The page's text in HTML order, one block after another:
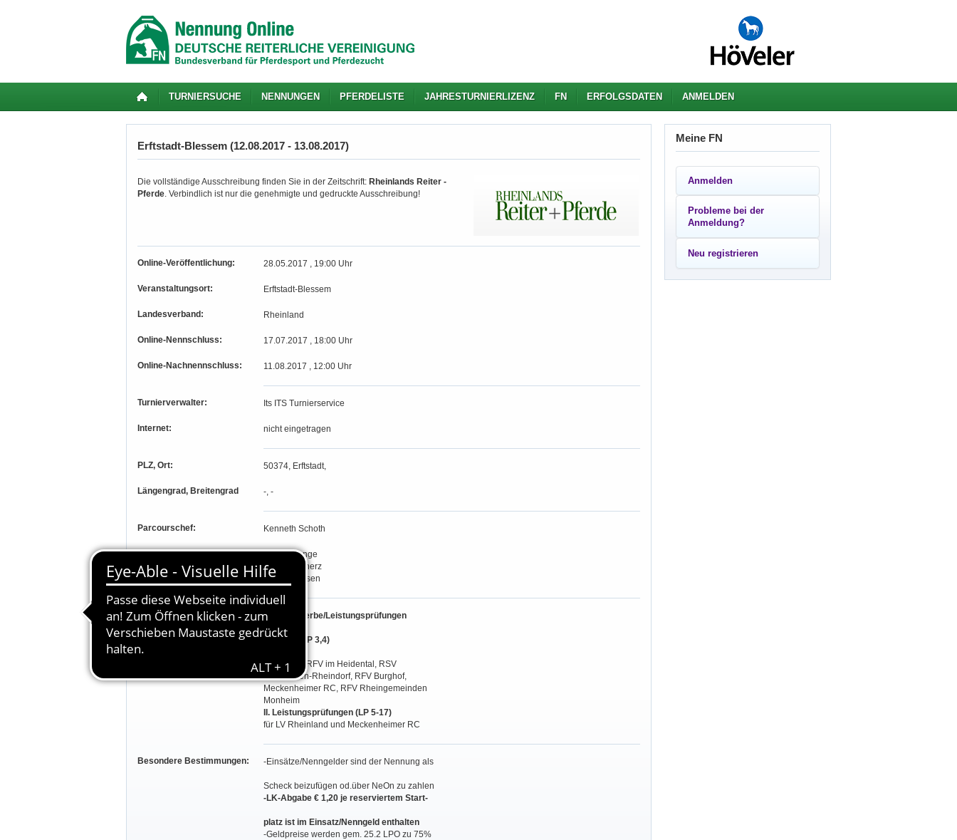
TURNIERSUCHE NENNUNGEN PFERDELISTE JAHRESTURNIERLIZENZ FN ERFOLGSDATEN ANMELDEN
Erftstadt-Blessem (12.08.2017 - 13.08.2017)
Die vollständige Ausschreibung finden Sie in der Zeitschrift: Rheinlands Reiter -
Pferde. Verbindlich ist nur die genehmigte und gedruckte Ausschreibung!
Online-Veröffentlichung: 28.05.2017 , 19:00 Uhr
Veranstaltungsort: Erftstadt-Blessem
Landesverband: Rheinland
Online-Nennschluss: 17.07.2017 , 18:00 Uhr
Online-Nachnennschluss: 11.08.2017 , 12:00 Uhr
Turnierverwalter: Its ITS Turnierservice
Internet: nicht eingetragen
PLZ, Ort: 50374, Erftstadt,
Längengrad, Breitengrad -, -
Parcourschef: Kenneth Schoth
Richter:
Kerstin Lange
Wulf Mannherz
Lothar Vriesen
Teilnahmeberechtigung: I. Wettbewerbe/Leistungsprüfungen
(WB 1,2 ; LP 3,4)
für KV Erft, RFV im Heidental, RSV
Leverkusen-Rheindorf, RFV Burghof,
Meckenheimer RC, RFV Rheingemeinden
Monheim
II. Leistungsprüfungen (LP 5-17)
für LV Rheinland und Meckenheimer RC
Besondere Bestimmungen: -Einsätze/Nenngelder sind der Nennung als
Scheck beizufügen od.über NeOn zu zahlen
-LK-Abgabe € 1,20 je reserviertem Start-
platz ist im Einsatz/Nenngeld enthalten
-Geldpreise werden gem. 25.2 LPO zu 75%
Meine FN
Anmelden
Probleme bei der
Anmeldung?
Neu registrieren